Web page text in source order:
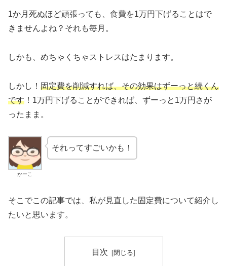
1か月死ぬほど頑張っても、食費を1万円下げることはで
きませんよね？それも毎月。
しかも、めちゃくちゃストレスはたまります。
しかし！ 固定費を削減すれば、その効果はずーっと続くん
です ！1万円下げることができれば、ずーっと1万円さが
ったまま。
かーこ
それってすごいかも！
そこでこの記事では、私が見直した固定費について紹介し
たいと思います。
目次